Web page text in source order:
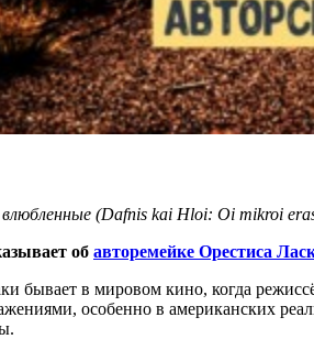
(Dafnis kai Hloi: Oi mikroi
об авторемейке Орестиса
бывает в мировом кино, когда
особенно в американских